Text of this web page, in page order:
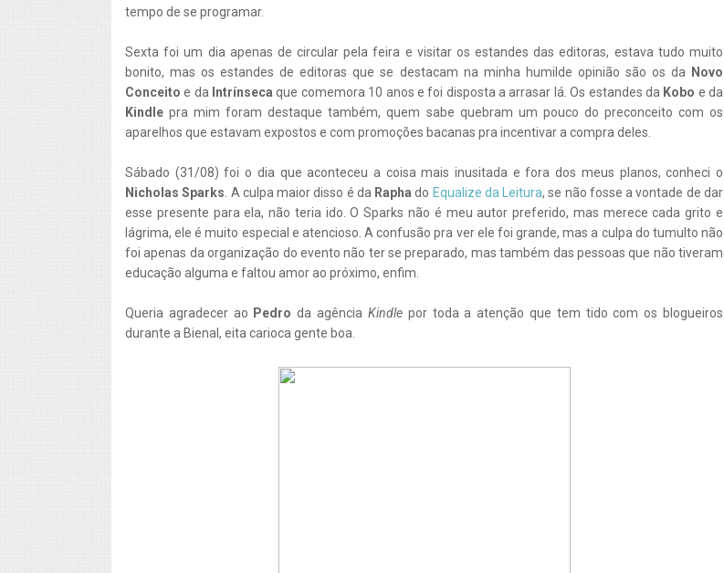
tempo de se programar.
Sexta foi um dia apenas de circular pela feira e visitar os estandes das editoras, estava tudo muito
bonito, mas os estandes de editoras que se destacam na minha humilde opinião são os da
Novo
Conceito e da Intrínsecaque comemora 10 anos e foi disposta a arrasar lá. Os estandes da Kobo e da
Kindlepra mim foram destaque também, quem sabe quebram um pouco do preconceito com os
aparelhos que estavam expostos e com promoções bacanas pra incentivar a compra deles.
Sábado (31/08) foi o dia que aconteceu a coisa mais inusitada e fora dos meus planos, conheci o
Nicholas Sparks . A culpa maior disso é da Raphado Equalize da Leitura, se não fosse a vontade de dar
esse presente para ela, não teria ido. O Sparks não é meu autor preferido, mas merece cada grito e
lágrima, ele é muito especial e atencioso. A confusão pra ver ele foi grande, mas a culpa do tumulto não
foi apenas da organização do evento não ter se preparado, mas também das pessoas que não tiveram
educação alguma e faltou amor ao próximo, enfim.
Queria agradecer ao Pedroda agência Kindle por toda a atenção que tem tido com os blogueiros
durante a Bienal, eita carioca gente boa.